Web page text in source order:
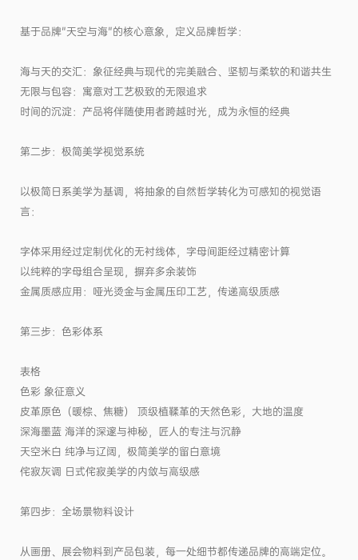
基于品牌"天空与海"的核心意象，定义品牌哲学：
海与天的交汇：象征经典与现代的完美融合、坚韧与柔软的和谐共生
无限与包容：寓意对工艺极致的无限追求
时间的沉淀：产品将伴随使用者跨越时光，成为永恒的经典
第二步：极简美学视觉系统
以极简日系美学为基调，将抽象的自然哲学转化为可感知的视觉语
言：
字体采用经过定制优化的无衬线体，字母间距经过精密计算
以纯粹的字母组合呈现，摒弃多余装饰
金属质感应用：哑光烫金与金属压印工艺，传递高级质感
第三步：色彩体系
表格
色彩 象征意义
皮革原色（暖棕、焦糖） 顶级植鞣革的天然色彩，大地的温度
深海墨蓝 海洋的深邃与神秘，匠人的专注与沉静
天空米白 纯净与辽阔，极简美学的留白意境
侘寂灰调 日式侘寂美学的内敛与高级感
第四步：全场景物料设计
从画册、展会物料到产品包装，每一处细节都传递品牌的高端定位。